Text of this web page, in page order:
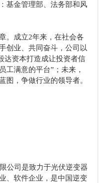
基金管理部、法务部和风
。成立2年来，在社会各
创业、共同奋斗，公司以
达资本打造成让投资者信
工满意的平台”；未来，
图，争做行业的领导者。
司是致力于光伏逆变器
、软件企业，是中国逆变